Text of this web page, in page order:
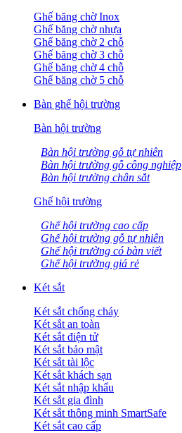
Ghế băng chờ Inox
Ghế băng chờ nhựa
Ghế băng chờ 2 chỗ
Ghế băng chờ 3 chỗ
Ghế băng chờ 4 chỗ
Ghế băng chờ 5 chỗ
Bàn ghế hội trường
Bàn hội trường
Bàn hội trường gỗ tự nhiên
Bàn hội trường gỗ công nghiệp
Bàn hội trường chân sắt
Ghế hội trường
Ghế hội trường cao cấp
Ghế hội trường gỗ tự nhiên
Ghế hội trường có bàn viết
Ghế hội trường giá rẻ
Két sắt
Két sắt chống cháy
Két sắt an toàn
Két sắt điện tử
Két sắt bảo mật
Két sắt tài lộc
Két sắt khách sạn
Két sắt nhập khẩu
Két sắt gia đình
Két sắt thông minh SmartSafe
Két sắt cao cấp